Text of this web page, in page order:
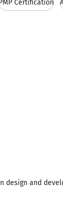
Certification
design and